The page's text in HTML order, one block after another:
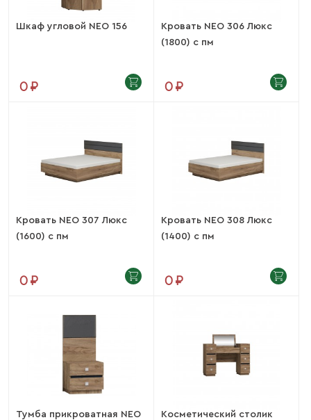
Шкаф угловой NEO 156
0 ₽
Кровать NEO 306 Люкс
(1800) с пм
0 ₽
Кровать NEO 307 Люкс
(1600) с пм
0 ₽
Кровать NEO 308 Люкс
(1400) с пм
0 ₽
Тумба прикроватная NEO
Косметический столик